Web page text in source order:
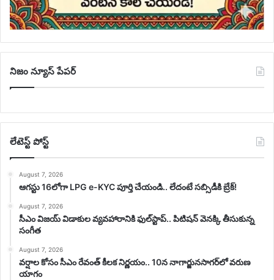
నిజం న్యూస్ పేపర్
లేటెస్ట్ పోస్ట్
August 7, 2026
ఆగస్టు 16లోగా LPG e-KYC పూర్తి చేయండి.. లేదంటే సబ్సిడీకి బ్రేక్!
August 7, 2026
సీఎం విజయ్‌ విడాకుల వ్యవహారానికి ఫుల్‌స్టాప్‌.. పిటిషన్‌ వెనక్కి తీసుకున్న
సంగీత
August 7, 2026
వర్షాల కోసం సీఎం రేవంత్ కీలక నిర్ణయం.. 10న నాగార్జునసాగర్‌లో వరుణ
యాగం